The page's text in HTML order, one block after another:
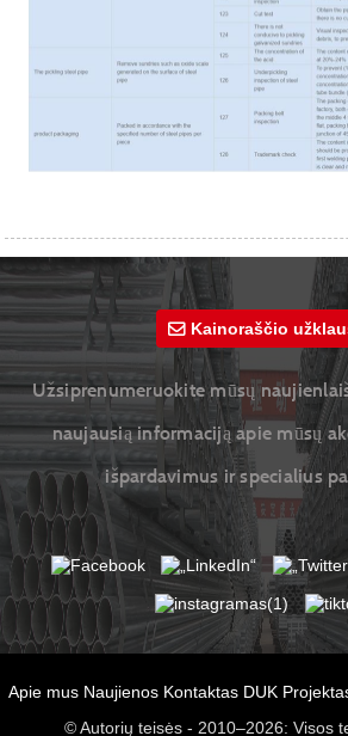
Kainoraščio
Užsiprenumeruokite mūsų
naujausią informaciją apie mūsų
išpardavimus ir specialius
Apie mus Naujienos Kontaktas DUK
© Autorių teisės - 2010–2026: Visos